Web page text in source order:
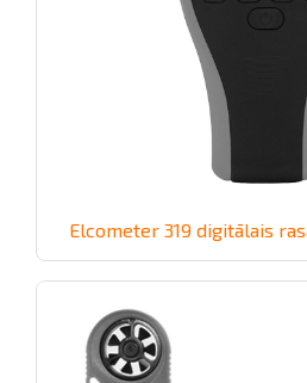
Elcometer 319 digitālais